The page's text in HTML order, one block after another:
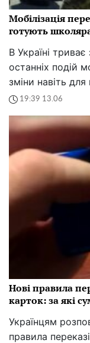
Мобілізація
готують
В Україні триває
останніх подій
зміни навіть для
19:39 13.06
Нові правила
карток: за які
Українцям
правила